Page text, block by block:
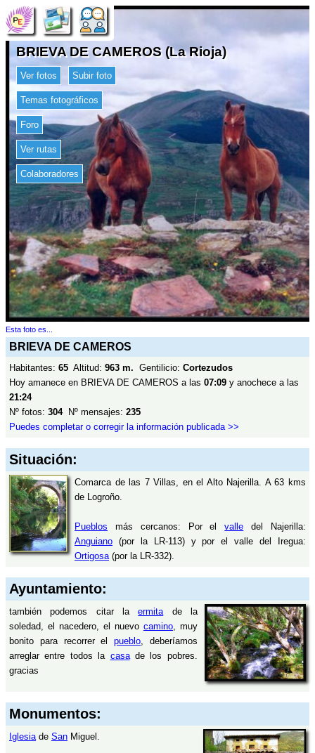
BRIEVA DE CAMEROS (La Rioja)
Ver fotos Subir foto
Temas fotográficos
Foro
Ver rutas
Colaboradores
Esta foto es...
BRIEVA DE CAMEROS
Habitantes: 65 Altitud: 963 m. Gentilicio: Cortezudos
Hoy amanece en BRIEVA DE CAMEROS a las 07:09 y anochece a las
21:24
Nº fotos: 304Nº mensajes: 235
Puedes completar o corregir la información publicada >>
Situación:
Comarca de las 7 Villas, en el Alto Najerilla. A 63 kms
de Logroño.
Pueblos más cercanos: Por elvalle del Najerilla:
Anguiano (por la LR-113) y por el valle del Iregua:
Ortigosa(por la LR-332).
Ayuntamiento:
también podemos citar laermitade la
soledad, el nacedero, el nuevo camino, muy
bonito para recorrer elpueblo, deberíamos
arreglar entre todos la casade los pobres.
gracias
Monumentos:
Iglesiade San Miguel.